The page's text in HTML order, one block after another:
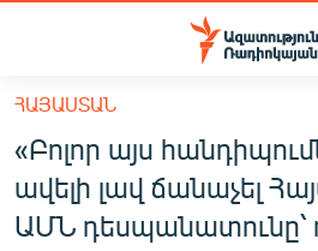
Մատչելիության
հիմնական
բովանդակությանը
Անցնել
հիմնական
մենյուին
ՀԱՅԱՍՏԱՆ
ՔԱՂԱՔԱԿԱՆ
ՀԱՅԱՍՏԱՆ
«Բոլոր այս
ավելի լավ ճանաչել
ԱՄՆ դեսպանատունը՝